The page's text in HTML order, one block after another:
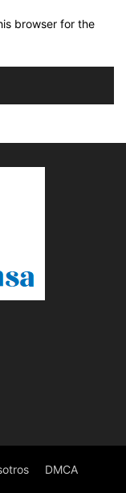
browser for the
DMCA